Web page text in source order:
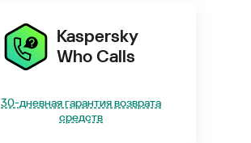
Kaspersky
Who Calls
30-дневная гарантия возврата
средств